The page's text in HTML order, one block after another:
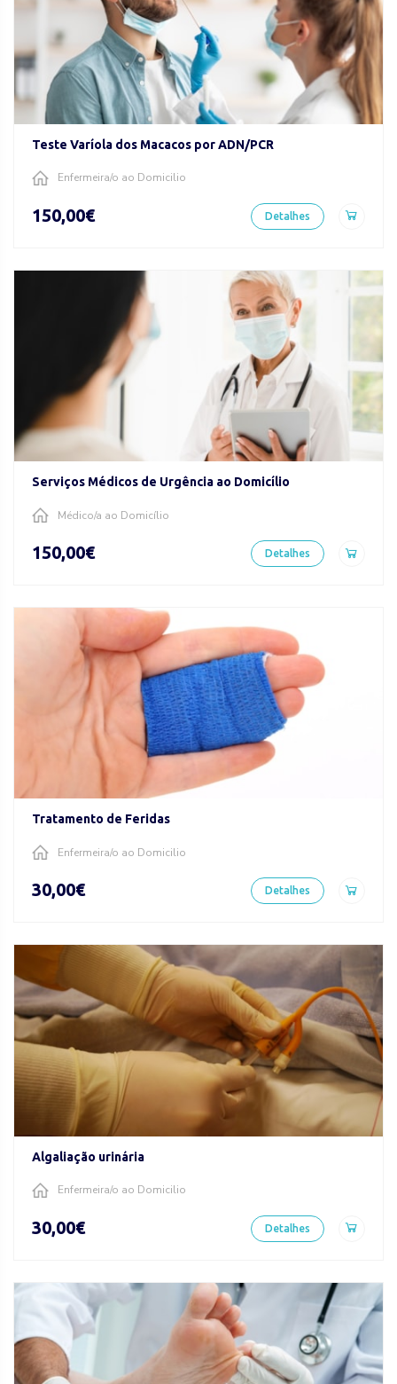
Teste Varíola dos Macacos por ADN/PCR
Enfermeira/o ao Domicilio
150,00€ Detalhes
Serviços Médicos de Urgência ao Domicílio
Médico/a ao Domicílio
150,00€ Detalhes
Tratamento de Feridas
Enfermeira/o ao Domicilio
30,00€ Detalhes
Algaliação urinária
Enfermeira/o ao Domicilio
30,00€ Detalhes